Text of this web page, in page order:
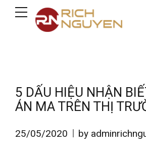
5 DẤU HIỆU NHẬN
ÁN MA TRÊN THỊ
25/05/2020 by